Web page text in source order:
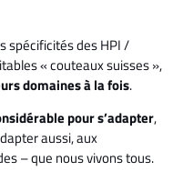
spécificités des HPI /
« couteaux suisses »,
domaines à la fois.
pour s’adapter,
aussi, aux
– que nous vivons tous.